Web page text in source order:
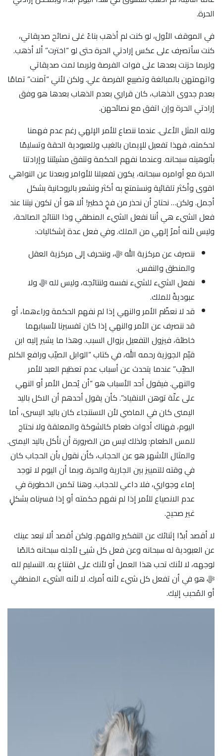
الحرة.
في الموقف الأول، لو كنت لم أذهب بناءً غلى نصائح صديقاتي،
كنت سأتصرف على عكس إرادتي الحرة حتى لو “اخترت” ألا أذهب.
ولربما حزنت بعدها على فوات الفرصة ولربما لمت صديقاتي
واتهمتهن بالمبالغة وتضييع الفرصة علي. ولكن لأني “آمنت” تمامًا
بعدم جدوى الذهاب، كان قراري بعدم الذهاب بعدها هو وفق
إرادتي الحرة وإن اتفق مع نصائحهن.
ولله المثل الأعلى. عندما ننصاع للأمر الإلهي رغم عدم فهمنا
لحكمته، فهذا تفعيل للإيمان بالغيب وللعبودية الحقة وتسليمًا
بألوهيته سبحانه. وعندما نفهم الحكمة وتتفق مشيئتنا وإرادتنا
الحرة مع أوامره سبحانه، يكون تفعيلنا للأوامر وبعدنا عن النواهي
اقوى وأكثر تلقائية ونستمتع به أكثر ونشعر بالروحانية بشكل
أجمل. ولكن… نحتاج أن نحذر من فخٍ خطير! ألا هو أن تكون نيتنا عند
فعل الشيء هي أننا نفعل الشيء المنطقي وذا النتائج الصالحة،
وليس لأنه أمرٌ إلهي من الملك. وفي فعل عدة إشكاليات:
ننصرف عن مركزية الله ﷻ، وننحرف إلى مركزية العقل
والمنطق والنفس.
نفعل الشيء للشيء نفسه ولنتائجه، وليس لله ﷻ ولا
عبوديةً للملك.
قد لا نعظّم الأمر والنهي إذا لم نفهم الحكمة وراءهما، أو
قد ننصرف عن الأمر والنهي إذا كان تفسيرنا لأسبابهما
خاطئة، فيزول التفعيل بزوال السبب. وهذا ما يشير إليه ابن
قيّم الجوزية رحمه الله، في كتاب “الوابل الصيّب ورافع الكلم
الطيّب” عندما يتحدث عن أسباب عدم تعظيم العبد للأمر
والنهي. فيقول أحد الأسباب هو “أن يُحمل الأمر أو النهي
على علّة توهن الانقياد”. كأن يقول أحدهم أن الاكل باليد
اليمنى كان في الماضي لأن الاستنجاء كان باليد اليسرى، أما
اليوم، فهناك أدوات طعام كالشوكة والمعلقة ولا نحتاج
للمس الطعام: ولذلك ليس من الضرورة أن نأكل باليد اليمنى.
والمثال الأشهر هو عن الحجاب، كأن نقول بأن الحجاب كان
في وقته للتمييز بين الجارية والحرة. وبما أن اليوم لا توجد
إماء وجواري، فلا داعي للحجاب. وهنا تكمن الخطورة في
عدم الانصياع للأمر إذا لم نفهم حكمته أو إذا فسرناه بشكلٍ
غير صحيح.
لا أقصد أبدًا إثنائك عن التفكير والفهم. ولكن أقصد ألا تبعد عينك
عن العبودية له سبحانه وعن فعل كل شيئ لأجله سبحانه خالصًا
لوجهه، لا لأنك تحب هذا العمل أو لأنك على اقتناعٍ به. التسليم لله
ﷻ هو في أن تفعل كل شيء لأنه أمرك. لا لأنه الشيء المنطقي
أو المُحبب إليك.